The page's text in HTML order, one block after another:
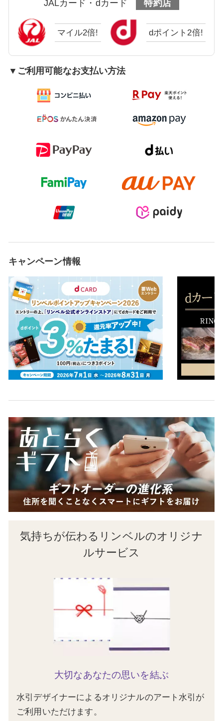
JALカード・dカード 特約店
マイル2倍! dポイント2倍!
▼ご利用可能なお支払い方法
キャンペーン情報
気持ちが伝わるリンベルのオリジナ
ルサービス
大切なあなたの思いを結ぶ
水引デザイナーによるオリジナルのアート水引が
ご利用いただけます。